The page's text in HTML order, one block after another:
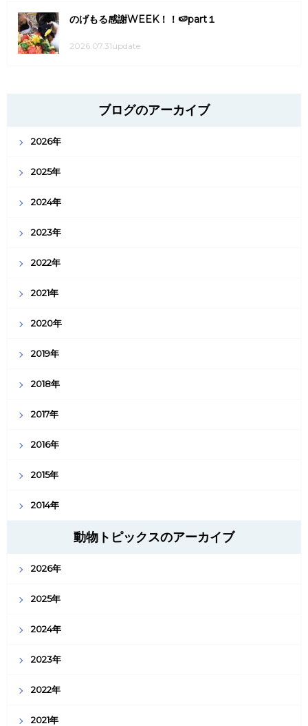
のげもる感謝WEEK！！🍉part１
2026.07.31update
ブログのアーカイブ
2026年
2025年
2024年
2023年
2022年
2021年
2020年
2019年
2018年
2017年
2016年
2015年
2014年
動物トピックスのアーカイブ
2026年
2025年
2024年
2023年
2022年
2021年